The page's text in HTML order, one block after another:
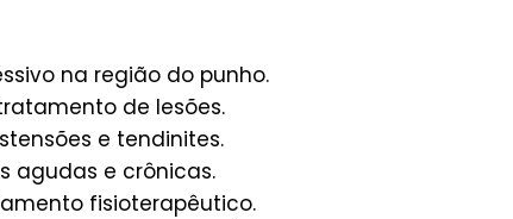
na região do punho.
de lesões.
e tendinites.
agudas e crônicas.
fisioterapêutico.